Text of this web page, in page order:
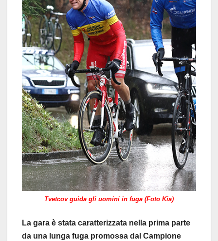
Tvetcov guida gli uomini in fuga (Foto Kia)
La gara è stata caratterizzata nella prima parte
da una lunga fuga promossa dal Campione